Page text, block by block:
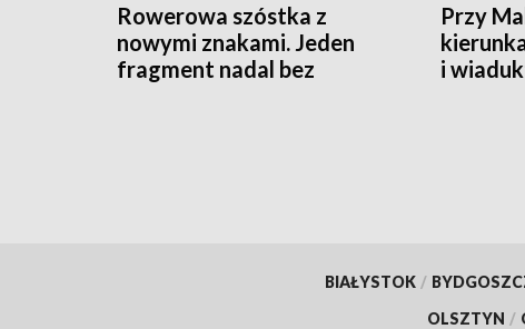
Rowerowa szóstka z
nowymi znakami. Jeden
fragment nadal bez
Przy
i
BIAŁYSTOK /
OLSZTYN /